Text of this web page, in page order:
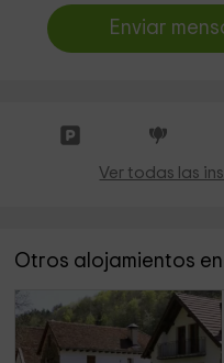
Enviar
Ver todas las
Otros alojamientos